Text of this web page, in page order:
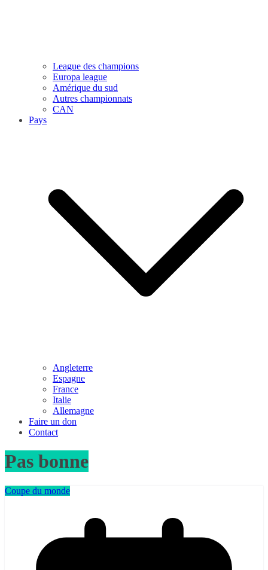
League des champions
Europa league
Amérique du sud
Autres championnats
CAN
Pays
Angleterre
Espagne
France
Italie
Allemagne
Faire un don
Contact
Pas bonne
Coupe du monde